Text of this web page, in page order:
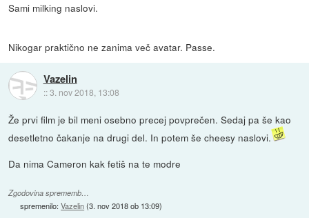
Sami milking naslovi.
Nikogar praktično ne zanima več avatar. Passe.
Vazelin
::3. nov 2018, 13:08
Že prvi film je bil meni osebno precej povprečen. Sedaj pa še kao
desetletno čakanje na drugi del. In potem še cheesy naslovi.
Da nima Cameron kak fetiš na te modre
Zgodovina sprememb…
spremenilo:Vazelin(3. nov 2018 ob 13:09)